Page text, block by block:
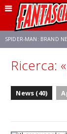
SPIDER-MAN: BRAND
FRANCO
Ricerca:
News (40)